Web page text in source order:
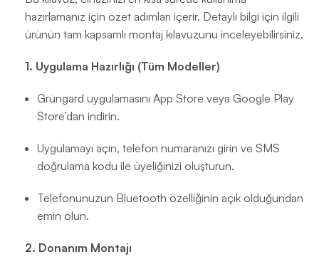
hazırlamanız için özet adımları içerir. Detaylı bilgi için ilgili
ürünün tam kapsamlı montaj kılavuzunu inceleyebilirsiniz.
1. Uygulama Hazırlığı (Tüm Modeller)
Grüngard uygulamasını App Store veya Google Play
Store’dan indirin.
Uygulamayı açın, telefon numaranızı girin ve SMS
doğrulama kodu ile üyeliğinizi oluşturun.
Telefonunuzun Bluetooth özelliğinin açık olduğundan
emin olun.
2. Donanım Montajı